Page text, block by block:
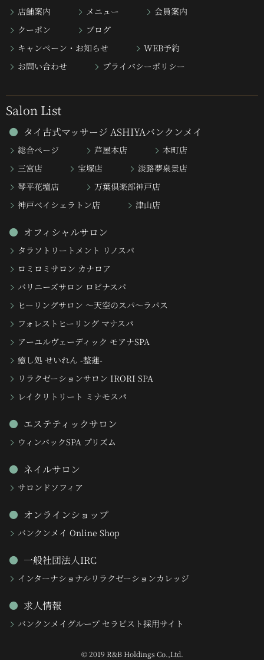
店舗案内
メニュー
会員案内
クーポン
ブログ
キャンペーン・お知らせ
WEB予約
お問い合わせ
プライバシーポリシー
Salon List
タイ古式マッサージ ASHIYAバンクンメイ
総合ページ 芦屋本店
本町店
三宮店
宝塚店
淡路夢泉景店
琴平花壇店
万葉倶楽部神戸店
神戸ベイシェラトン店
津山店
オフィシャルサロン
タラソトリートメント リノスパ
ロミロミサロン カナロア
バリニーズサロン ロビナスパ
ヒーリングサロン 〜天空のスパ〜ラパス
フォレストヒーリング マナスパ
アーユルヴェーディック モアナSPA
癒し処 せいれん -整蓮-
リラクゼーションサロン IRORI SPA
レイクリトリート ミナモスパ
エステティックサロン
ウィンバックSPA プリズム
ネイルサロン
サロンドソフィア
オンラインショップ
バンクンメイ Online Shop
一般社団法人IRC
インターナショナルリラクゼーションカレッジ
求人情報
バンクンメイグループ セラピスト採用サイト
© 2019 R&B Holdings Co.,Ltd.